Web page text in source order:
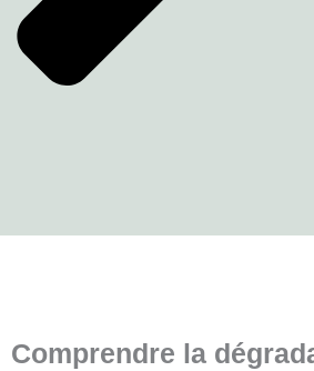
Comprendre la